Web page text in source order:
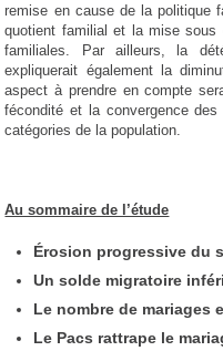
remise en cause de la politique
quotient familial et la mise sous
familiales. Par ailleurs, la
expliquerait également la
aspect à prendre en compte
fécondité et la convergence
catégories de la population.
Au sommaire de l’étude
Érosion progressive du
Un solde migratoire
Le nombre de mariages
Le Pacs rattrape le